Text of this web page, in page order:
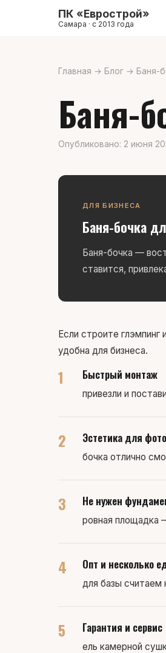
ПК «Еврострой»
Самара · с 2013 года
Главная → Блог → Баня-
Баня-
Опубликовано: 2 июня
ДЛЯ БИЗНЕСА
Баня-бочка
Баня-бочка —
ставится,
Если строите
удобна для бизнеса.
1 Быстрый монтаж
привезли и
2 Эстетика для фото
бочка отлично
3 Не нужен
ровная площадка
4 Опт и несколько
для базы считаем
5 Гарантия и сервис
ель камерной